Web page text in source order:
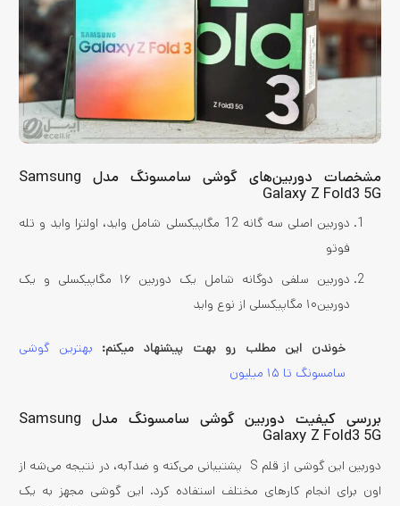
مشخصات دوربین‌های گوشی سامسونگ مدل Samsung
Galaxy Z Fold3 5G
دوربین اصلی سه گانه 12 مگاپیکسلی شامل واید، اولترا واید و تله
فوتو
دوربین سلفی دو‌گانه شامل یک دوربین ۱۶ مگاپیکسلی و یک
دوربین۱۰ مگاپیکسلی از نوع واید
خوندن این مطلب رو بهت پیشنهاد میکنم: بهترین گوشی
سامسونگ تا ۱۵ میلیون
بررسی کیفیت دوربین گوشی سامسونگ مدل Samsung
Galaxy Z Fold3 5G
دوربین این گوشی از قلم S پشتیبانی می‌کنه و ضدآبه، در نتیجه می‌شه از
اون برای انجام کارهای مختلف استفاده کرد. این گوشی مجهز به یک